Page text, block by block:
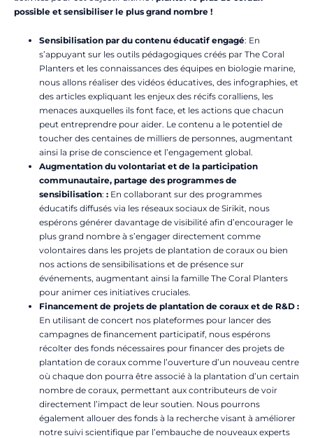
possible et sensibiliser le plus grand nombre !
Sensibilisation par du contenu éducatif engagé: En
s’appuyant sur les outils pédagogiques créés par The Coral
Planters et les connaissances des équipes en biologie marine,
nous allons réaliser des vidéos éducatives, des infographies, et
des articles expliquant les enjeux des récifs coralliens, les
menaces auxquelles ils font face, et les actions que chacun
peut entreprendre pour aider. Le contenu a le potentiel de
toucher des centaines de milliers de personnes, augmentant
ainsi la prise de conscience et l’engagement global.
Augmentation du volontariat et de la participation
communautaire, partage des programmes de
sensibilisation: : En collaborant sur des programmes
éducatifs diffusés via les réseaux sociaux de Sirikit, nous
espérons générer davantage de visibilité afin d’encourager le
plus grand nombre à s’engager directement comme
volontaires dans les projets de plantation de coraux ou bien
nos actions de sensibilisations et de présence sur
événements, augmentant ainsi la famille The Coral Planters
pour animer ces initiatives cruciales.
Financement de projets de plantation de coraux et de R&D :
En utilisant de concert nos plateformes pour lancer des
campagnes de financement participatif, nous espérons
récolter des fonds nécessaires pour financer des projets de
plantation de coraux comme l’ouverture d’un nouveau centre
où chaque don pourra être associé à la plantation d’un certain
nombre de coraux, permettant aux contributeurs de voir
directement l’impact de leur soutien. Nous pourrons
également allouer des fonds à la recherche visant à améliorer
notre suivi scientifique par l’embauche de nouveaux experts